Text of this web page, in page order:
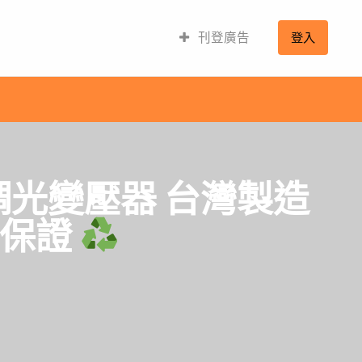
刊登廣告 登入
變壓器 台灣製造
證